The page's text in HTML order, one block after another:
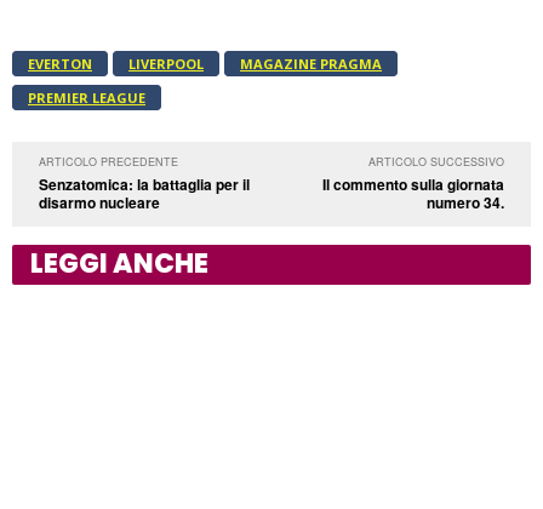
EVERTON LIVERPOOL
MAGAZINE PRAGMA
PREMIER LEAGUE
ARTICOLO PRECEDENTE
Senzatomica: la battaglia per il
disarmo nucleare
ARTICOLO SUCCESSIVO
Il commento sulla giornata
numero 34.
LEGGI ANCHE